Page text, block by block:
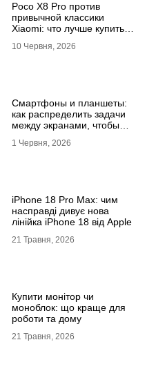
Poco X8 Pro против
привычной классики
Xiaomi: что лучше купить
10 Червня, 2026
Смартфоны и планшеты:
как распределить задачи
между экранами, чтобы
1 Червня, 2026
iPhone 18 Pro Max: чим
насправді дивує нова
лінійка iPhone 18 від Apple
21 Травня, 2026
Купити монітор чи
моноблок: що краще для
роботи та дому
21 Травня, 2026